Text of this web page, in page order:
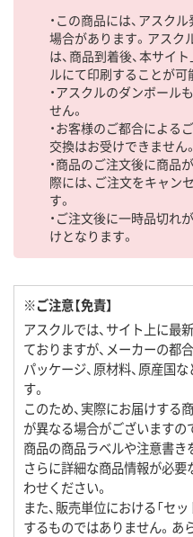
・この商品には、アスク
場合があります。アスク
は、商品到着後、本サイ
ルにて印刷することが可
・アスクルのダンボール
せん。
・お客様のご都合による
交換はお受けできません。
・商品のご注文後に商品
際には、ご注文をキャン
す。
・ご注文後に一時品切れ
けとなります。
※ご注意【免責】
アスクルでは、サイト上に最
ておりますが、メーカーの都合
パッケージ、原材料、原産国
す。
このため、実際にお届けする
が異なる場合がございますの
商品の商品ラベルや注意書き
さらに詳細な商品情報が必要
わせください。
また、販売単位における「セ
するものではありません。あ